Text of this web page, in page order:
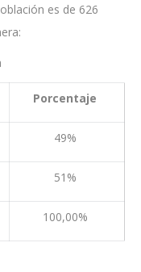
es de 626
Porcentaje
49%
51%
100,00%